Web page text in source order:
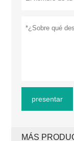
presentar
MÁS